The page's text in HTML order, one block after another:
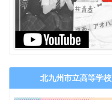
北九州市立高等学